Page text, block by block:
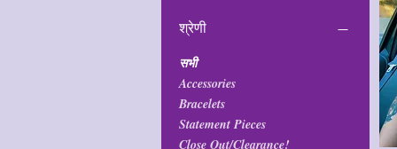
श्रेणी
सभी
Accessories
Bracelets
Statement Pieces
Close Out/Clearance!